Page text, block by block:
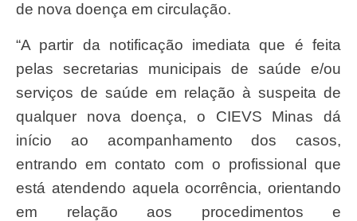
de nova doença em circulação.
“A partir da notificação imediata que é feita
pelas secretarias municipais de saúde e/ou
serviços de saúde em relação à suspeita de
qualquer nova doença, o CIEVS Minas dá
início ao acompanhamento dos casos,
entrando em contato com o profissional que
está atendendo aquela ocorrência, orientando
em relação aos procedimentos e